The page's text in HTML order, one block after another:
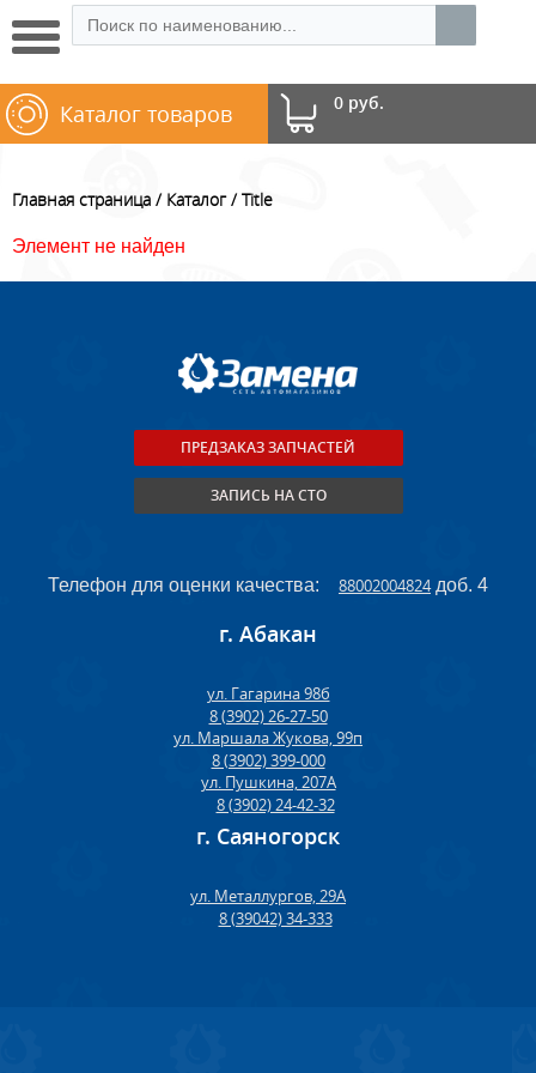
0 руб.
Каталог товаров
Главная страница Каталог Title
Элемент не найден
ПРЕДЗАКАЗ ЗАПЧАСТЕЙ
ЗАПИСЬ НА СТО
Телефон для оценки качества: 88002004824доб. 4
г. Абакан
ул. Гагарина 98б
8 (3902) 26-27-50
ул. Маршала Жукова, 99п
8 (3902) 399-000
ул. Пушкина, 207А
8 (3902) 24-42-32
г. Саяногорск
ул. Металлургов, 29А
8 (39042) 34-333